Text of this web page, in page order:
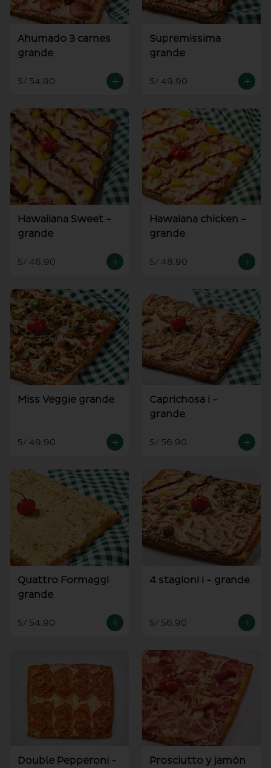
Ahumado 3 carnes
grande
S/ 54.90
Supremissima
grande
S/ 49.90
Hawaiiana Sweet -
grande
S/ 46.90
Hawaiana chicken -
grande
S/ 48.90
Miss Veggie grande
S/ 49.90
Caprichosa i -
grande
S/ 56.90
Quattro Formaggi
grande
S/ 54.90
4 stagioni i - grande
S/ 56.90
Double Pepperoni -
Prosciutto y jamón